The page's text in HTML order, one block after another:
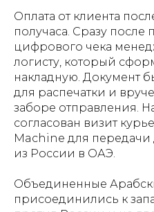
Оплата от клиента
получаса. Сразу после
цифрового чека
логисту, который
накладную. Документ
для распечатки и
заборе отправления.
согласован визит
Machine для передачи
из России в ОАЭ.
Объединенные
присоединились к